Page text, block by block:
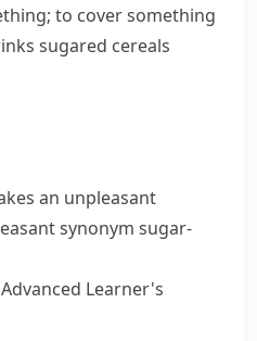
to cover something
sugared cereals
an unpleasant
synonym sugar-
Learner's